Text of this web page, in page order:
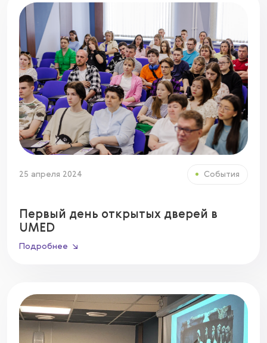
25 апреля 2024 События
Первый день открытых дверей в
UMED
Подробнее